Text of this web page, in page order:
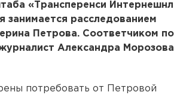
«Трансперенси Интернешнл
занимается расследованием
Петрова. Соответчиком по
Александра Морозова
потребовать от Петровой